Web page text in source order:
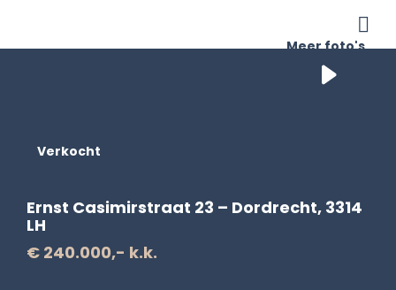
Meer foto's
Verkocht
Ernst Casimirstraat 23 – Dordrecht, 3314
LH
€ 240.000,- k.k.